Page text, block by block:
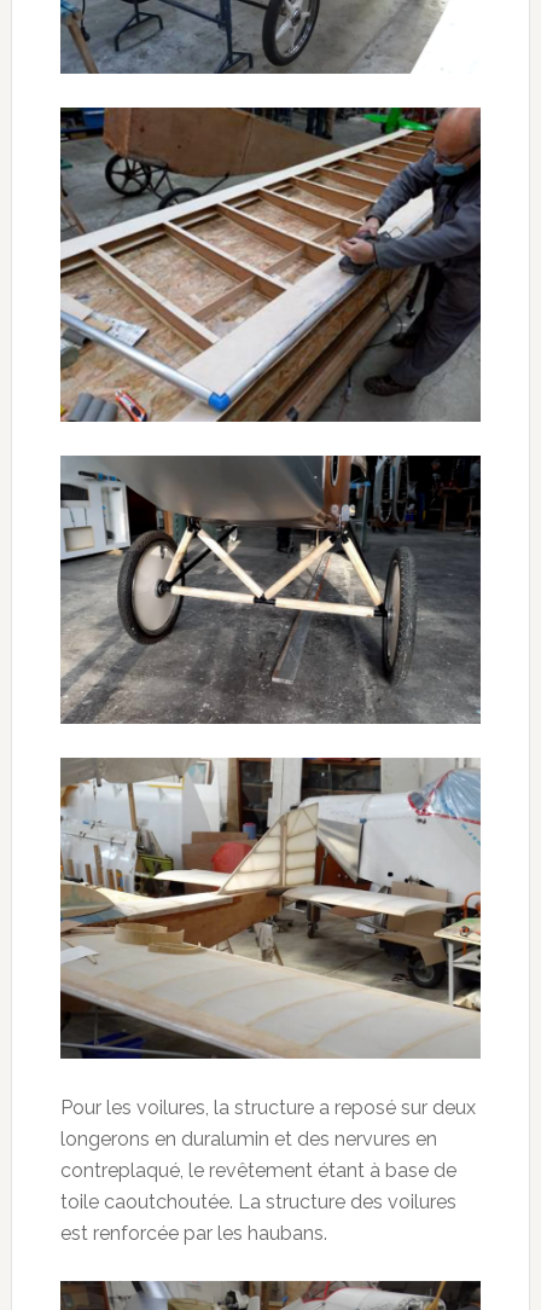
Pour les voilures, la structure a reposé sur deux
longerons en duralumin et des nervures en
contreplaqué, le revêtement étant à base de
toile caoutchoutée. La structure des voilures
est renforcée par les haubans.